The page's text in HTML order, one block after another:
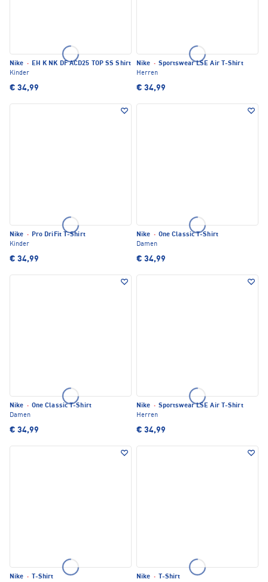
Nike · EH K NK DF ACD25 TOP SS Shirt
Kinder
€ 34,99
Nike · Sportswear LSE Air T-Shirt
Herren
€ 34,99
Nike · Pro DriFit T-Shirt
Kinder
€ 34,99
Nike · One Classic T-Shirt
Damen
€ 34,99
Nike · One Classic T-Shirt
Damen
€ 34,99
Nike · Sportswear LSE Air T-Shirt
Herren
€ 34,99
Nike · T-Shirt Nike · T-Shirt